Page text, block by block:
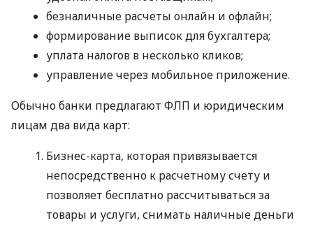
безналичные расчеты онлайн и офлайн;
формирование выписок для бухгалтера;
уплата налогов в несколько кликов;
управление через мобильное приложение.
Обычно банки предлагают ФЛП и юридическим
лицам два вида карт:
Бизнес-карта, которая привязывается
непосредственно к расчетному счету и
позволяет бесплатно рассчитываться за
товары и услуги, снимать наличные деньги